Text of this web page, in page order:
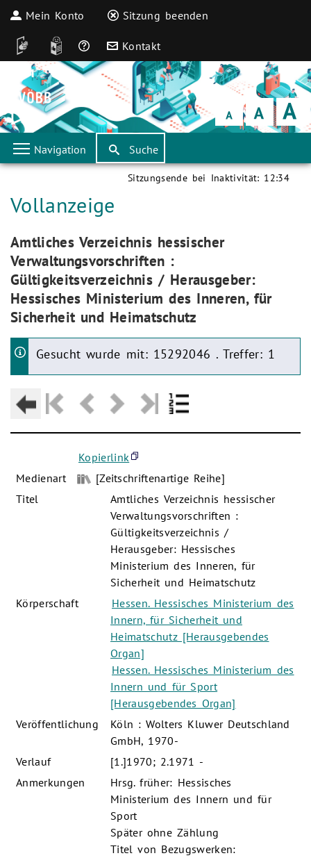
Mein Konto Sitzung beenden
DGS Leichte Sprache
Häufige Fragen
Kontakt
Schrift
klein Schrift
normal Schrift
groß
Navigation Suche
Sitzungsende bei Inaktivität: 12:34
Aktuelle Seite:
Vollanzeige
Aktuelle Seite:
Amtliches Verzeichnis hessischer
Verwaltungsvorschriften :
Gültigkeitsverzeichnis / Herausgeber:
Hessisches Ministerium des Inneren, für
Sicherheit und Heimatschutz
Gesucht wurde mit: 15292046 . Treffer: 1
Kopierlink
Medienart
[Zeitschriftenartige Reihe]
Titel
Amtliches Verzeichnis hessischer
Verwaltungsvorschriften :
Gültigkeitsverzeichnis /
Herausgeber: Hessisches
Ministerium des Inneren, für
Sicherheit und Heimatschutz
Körperschaft
Hessen. Hessisches Ministerium des
Innern, für Sicherheit und
Heimatschutz [Herausgebendes
Organ]
Hessen. Hessisches Ministerium des
Innern und für Sport
[Herausgebendes Organ]
Veröffentlichung
Köln : Wolters Kluwer Deutschland
GmbH, 1970-
Verlauf
[1.]1970; 2.1971 -
Anmerkungen
Hrsg. früher: Hessisches
Ministerium des Innern und für
Sport
Später ohne Zählung
Titel von Bezugswerken: